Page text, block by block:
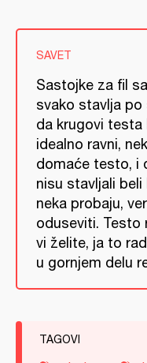
SAVET
Sastojke za fil
svako stavlja po
da krugovi testa
idealno ravni,
domaće testo, i
nisu stavljali beli
neka probaju,
oduseviti. Testo
vi želite, ja to
u gornjem delu
TAGOVI